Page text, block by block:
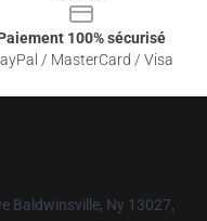
100% sécurisé
/ MasterCard / Visa
Baldwinsville, Ny 13027,